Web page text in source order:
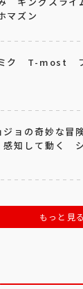
マズン
ク T-most フ
ジョの奇妙な冒
知して動く
もっと見る